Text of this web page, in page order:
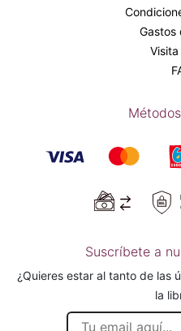
Gastos
Suscríbete a
¿Quieres estar al tanto de las
la